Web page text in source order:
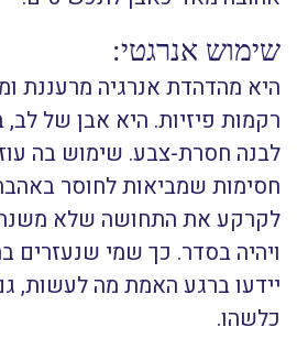
שימוש אנרגטי:
היא מהדהדת אנרגיה מרעננת
רקמות פיזיות. היא אבן של לב,
לבנה חסרת-צבע. שימוש בה
חסימות שמביאות לחוסר
לקרקע את התחושה שלא
ויהיה בסדר. כך שמי שנעזרים
יידעו ברגע האמת מה לעשות,
כלשהו.